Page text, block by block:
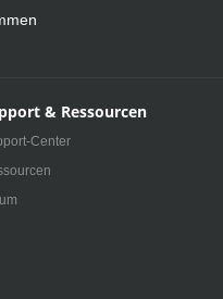
& Ressourcen
Center